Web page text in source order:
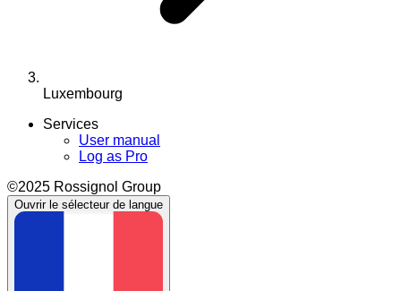
Luxembourg
Services
User manual
Log as Pro
©2025 Rossignol Group
Ouvrir le sélecteur de langue